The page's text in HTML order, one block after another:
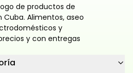
de productos de
Alimentos, aseo
y
y con entregas